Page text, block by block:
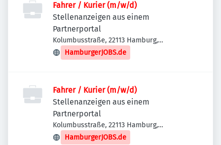
Fahrer / Kurier (m/w/d)
Stellenanzeigen aus einem
Partnerportal
Kolumbusstraße, 22113 Hamburg,
Deutschland
HamburgerJOBS.de
Fahrer / Kurier (m/w/d)
Stellenanzeigen aus einem
Partnerportal
Kolumbusstraße, 22113 Hamburg,
Deutschland
HamburgerJOBS.de